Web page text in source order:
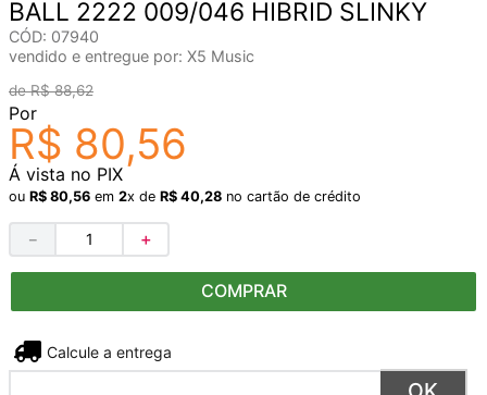
BALL 2222 009/046 HIBRID SLINKY
CÓD: 07940
vendido e entregue por: X5 Music
R$ 88,62
Por
R$ 80,56
Á vista no PIX
ou R$ 80,56 em 2x de R$ 40,28 no cartão de crédito
＋
－
COMPRAR
Não sei meu CEP